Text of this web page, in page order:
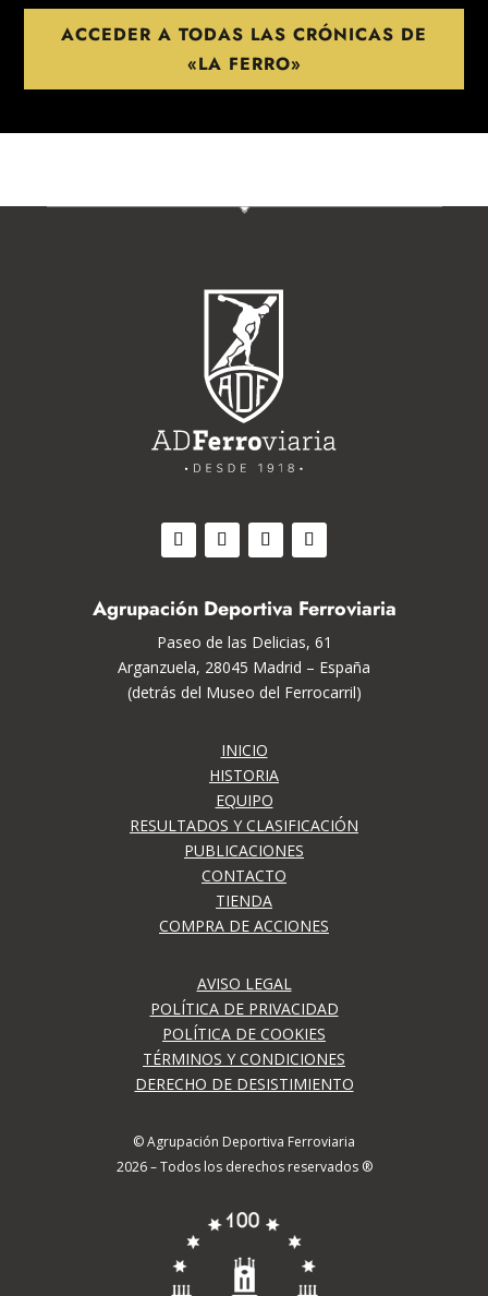
ACCEDER A TODAS LAS CRÓNICAS DE
«LA FERRO»
Agrupación Deportiva Ferroviaria
Paseo de las Delicias, 61
Arganzuela, 28045 Madrid – España
(detrás del Museo del Ferrocarril)
INICIO
HISTORIA
EQUIPO
RESULTADOS Y CLASIFICACIÓN
PUBLICACIONES
CONTACTO
TIENDA
COMPRA DE ACCIONES
AVISO LEGAL
POLÍTICA DE PRIVACIDAD
POLÍTICA DE COOKIES
TÉRMINOS Y CONDICIONES
DERECHO DE DESISTIMIENTO
© Agrupación Deportiva Ferroviaria
2026 – Todos los derechos reservados ®